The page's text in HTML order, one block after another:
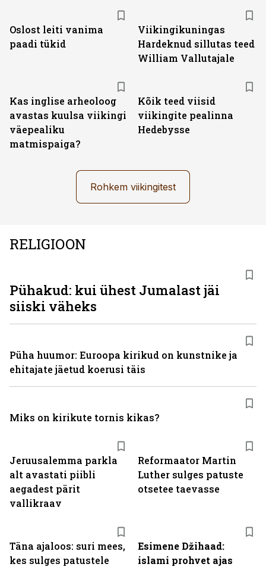
Oslost leiti vanima
paadi tükid
Viikingikuningas
Hardeknud sillutas teed
William Vallutajale
Kas inglise arheoloog
avastas kuulsa viikingi
väepealiku
matmispaiga?
Kõik teed viisid
viikingite pealinna
Hedebysse
Rohkem viikingitest
RELIGIOON
Jeruusalemma parkla
alt avastati piibli
aegadest pärit
vallikraav
Reformaator Martin
Luther sulges patuste
otsetee taevasse
Täna ajaloos: suri mees,
kes sulges patustele
Esimene Džihaad:
islami prohvet ajas
Pühakud: kui ühest Jumalast jäi
siiski väheks
Püha huumor: Euroopa kirikud on kunstnike ja
ehitajate jäetud koerusi täis
Miks on kirikute tornis kikas?